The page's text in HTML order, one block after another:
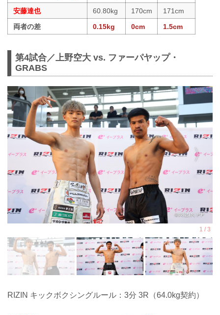
安藤達也
60.80kg 170cm
171cm
両者の差
0.15kg 0cm 1.5cm
第4試合／上野空大 vs. ファーパヤップ・
GRABS
RIZIN キックボクシングルール：3分 3R（64.0kg契約）